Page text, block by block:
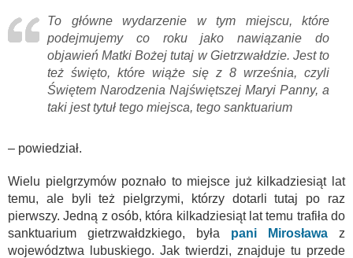
To główne wydarzenie w tym miejscu, które
podejmujemy co roku jako nawiązanie do
objawień Matki Bożej tutaj w Gietrzwałdzie. Jest to
też święto, które wiąże się z 8 września, czyli
Świętem Narodzenia Najświętszej Maryi Panny, a
taki jest tytuł tego miejsca, tego sanktuarium
– powiedział.
Wielu pielgrzymów poznało to miejsce już kilkadziesiąt lat
temu, ale byli też pielgrzymi, którzy dotarli tutaj po raz
pierwszy. Jedną z osób, która kilkadziesiąt lat temu trafiła do
sanktuarium gietrzwałdzkiego, była pani Mirosława z
województwa lubuskiego. Jak twierdzi, znajduje tu przede